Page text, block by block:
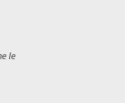
le